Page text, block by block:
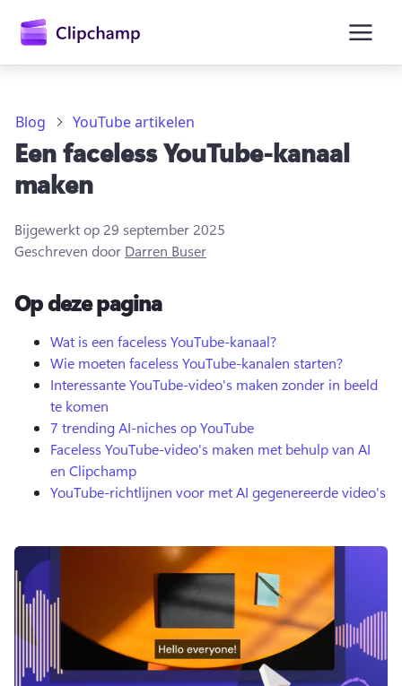
Aanmelden
Gratis uitproberen
Blog YouTube artikelen
Een faceless YouTube-kanaal
maken
Bijgewerkt op 29 september 2025
Geschreven door Darren Buser
Op deze pagina
Wat is een faceless YouTube-kanaal?
Wie moeten faceless YouTube-kanalen starten?
Interessante YouTube-video's maken zonder in beeld
te komen
7 trending AI-niches op YouTube
Faceless YouTube-video's maken met behulp van AI
en Clipchamp
YouTube-richtlijnen voor met AI gegenereerde video's